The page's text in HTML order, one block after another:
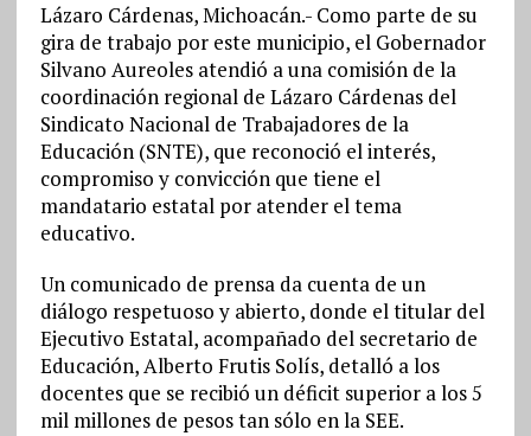
Lázaro Cárdenas, Michoacán.- Como parte de su
gira de trabajo por este municipio, el Gobernador
Silvano Aureoles atendió a una comisión de la
coordinación regional de Lázaro Cárdenas del
Sindicato Nacional de Trabajadores de la
Educación (SNTE), que reconoció el interés,
compromiso y convicción que tiene el
mandatario estatal por atender el tema
educativo.
Un comunicado de prensa da cuenta de un
diálogo respetuoso y abierto, donde el titular del
Ejecutivo Estatal, acompañado del secretario de
Educación, Alberto Frutis Solís, detalló a los
docentes que se recibió un déficit superior a los 5
mil millones de pesos tan sólo en la SEE.